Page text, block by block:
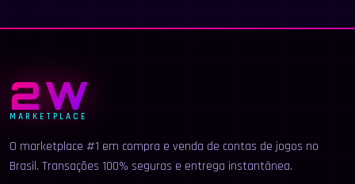
2W
MARKETPLACE
O marketplace #1 em compra e venda de contas de jogos no
Brasil. Transações 100% seguras e entrega instantânea.